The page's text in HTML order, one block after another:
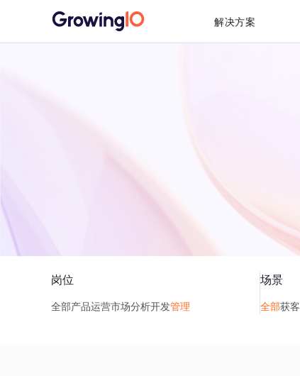
解决方案
岗位
全部产品运营市场分析开发管理
场景
全部获客